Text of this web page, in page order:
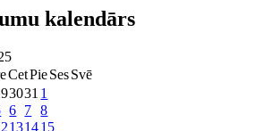
kalendārs
CetPieSesSvē
3031 1
6 7
8
131415